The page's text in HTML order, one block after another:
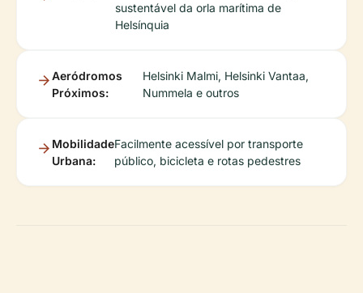
sustentável da orla marítima de
Helsínquia
Aeródromos
Próximos:
Helsinki Malmi, Helsinki Vantaa,
Nummela e outros
Mobilidade
Urbana:
Facilmente acessível por transporte
público, bicicleta e rotas pedestres